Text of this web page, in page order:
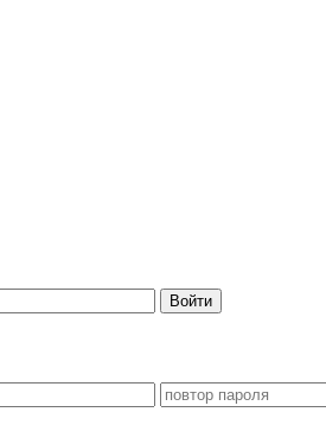
Войти